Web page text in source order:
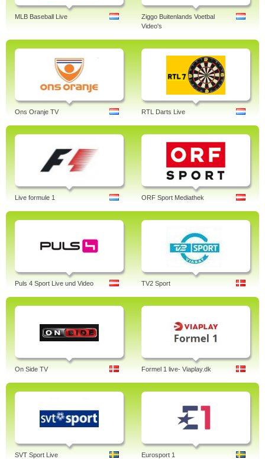
MLB Baseball Live
Ziggo Buitenlands Voetbal
Video's
Ons Oranje TV RTL Darts Live
Live formule 1 ORF Sport Mediathek
Puls 4 Sport Live und Video TV2 Sport
On Side TV Formel 1 live- Viaplay.dk
SVT Sport Live Eurosport 1